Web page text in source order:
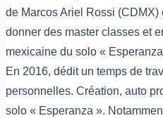
de Marcos Ariel Rossi (CDMX)
donner des master classes et
mexicaine du solo «
En 2016, dédit un temps de
personnelles. Création, auto
solo « Esperanza ».